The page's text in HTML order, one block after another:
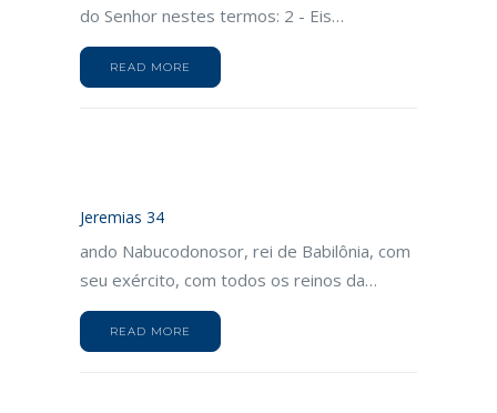
do Senhor nestes termos: 2 - Eis…
READ MORE
Jeremias 34
ando Nabucodonosor, rei de Babilônia, com
seu exército, com todos os reinos da…
READ MORE